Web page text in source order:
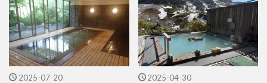
2025-07-20 2025-04-30